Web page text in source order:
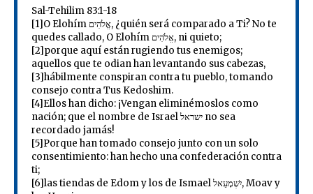
Sal-Tehilim 83:1-18
[1]O Elohím אֱלֹהִים, ¿quién será comparado a Ti? No te
quedes callado, O Elohím אֱלֹהִים, ni quieto;
[2]porque aquí están rugiendo tus enemigos;
aquellos que te odian han levantando sus cabezas,
[3]hábilmente conspiran contra tu pueblo, tomando
consejo contra Tus Kedoshim.
[4]Ellos han dicho: ¡Vengan eliminémoslos como
nación; que el nombre de Israel ישראל no sea
recordado jamás!
[5]Porque han tomado consejo junto con un solo
consentimiento: han hecho una confederación contra
ti;
[6]las tiendas de Edom y los de Ismael יִשְׁמָעֵאל, Moav y